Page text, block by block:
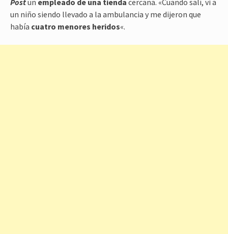
un niño siendo llevado a la ambulancia y me dijeron que
había cuatro menores heridos«.